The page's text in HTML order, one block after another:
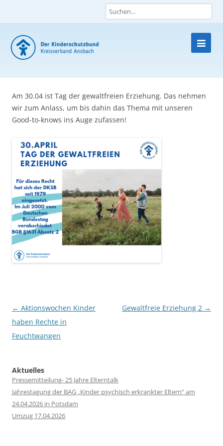
Skip
content
Am 30.04 ist Tag der gewaltfreien Erziehung. Das nehmen
wir zum Anlass, um bis dahin das Thema mit unseren
Good-to-knows ins Auge zufassen!
Post
navigation
← Aktionswochen Kinder
haben Rechte in
Feuchtwangen
Gewaltfreie Erziehung 2 →
Aktuelles
Pressemitteilung- 25 Jahre Elterntalk
Jahrestagung der BAG „Kinder psychisch erkrankter Eltern“ am
24.04.2026 in Potsdam
Umzug 17.04.2026